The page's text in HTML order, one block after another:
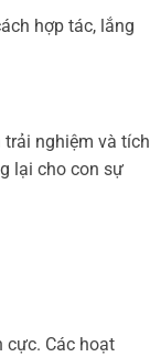
hợp tác, lắng
nghiệm và tích
lại cho con sự
cực. Các hoạt